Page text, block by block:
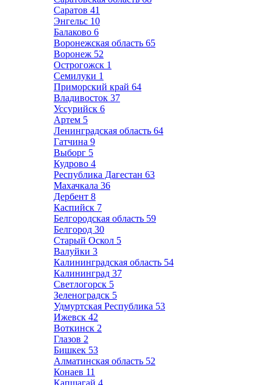
Саратов 41
Энгельс 10
Балаково 6
Воронежская область 65
Воронеж 52
Острогожск 1
Семилуки 1
Приморский край 64
Владивосток 37
Уссурийск 6
Артем 5
Ленинградская область 64
Гатчина 9
Выборг 5
Кудрово 4
Республика Дагестан 63
Махачкала 36
Дербент 8
Каспийск 7
Белгородская область 59
Белгород 30
Старый Оскол 5
Валуйки 3
Калининградская область 54
Калининград 37
Светлогорск 5
Зеленоградск 5
Удмуртская Республика 53
Ижевск 42
Воткинск 2
Глазов 2
Бишкек 53
Алматинская область 52
Конаев 11
Капшагай 4